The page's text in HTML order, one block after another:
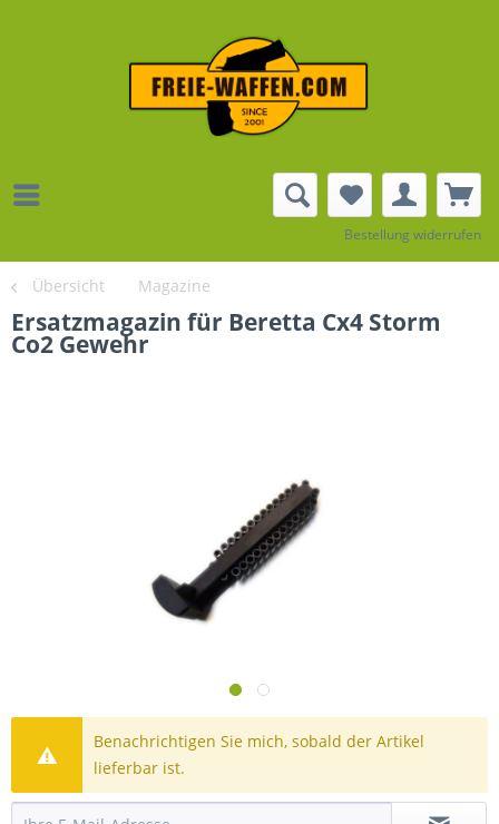
Bestellung widerrufen
Übersicht Magazine
Ersatzmagazin für Beretta Cx4 Storm
Co2 Gewehr
Benachrichtigen Sie mich, sobald der Artikel
lieferbar ist.